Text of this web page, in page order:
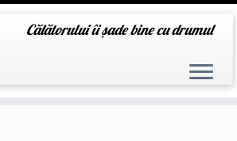
Călătorului îi șade bine cu drumul